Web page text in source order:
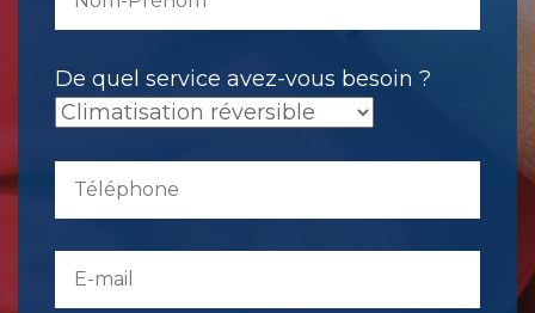
De quel service avez-vous besoin ?